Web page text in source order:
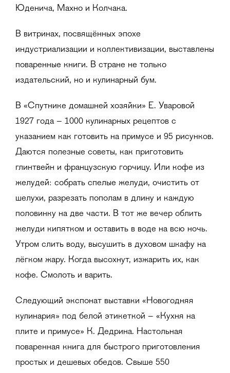
Юденича, Махно и Колчака.
В витринах, посвящённых эпохе
индустриализации и коллективизации, выставлены
поваренные книги. В стране не только
издательский, но и кулинарный бум.
В «Спутнике домашней хозяйки» Е. Уваровой
1927 года – 1000 кулинарных рецептов с
указанием как готовить на примусе и 95 рисунков.
Даются полезные советы, как приготовить
глинтвейн и французскую горчицу. Или кофе из
желудей: собрать спелые желуди, очистить от
шелухи, разрезать пополам в длину и каждую
половинку на две части. В тот же вечер облить
желуди кипятком и оставить в воде на всю ночь.
Утром слить воду, высушить в духовом шкафу на
лёгком жару. Когда высохнут, изжарить их, как
кофе. Смолоть и варить.
Следующий экспонат выставки «Новогодняя
кулинария» под белой этикеткой – «Кухня на
плите и примусе» К. Дедрина. Настольная
поваренная книга для быстрого приготовления
простых и дешевых обедов. Свыше 550